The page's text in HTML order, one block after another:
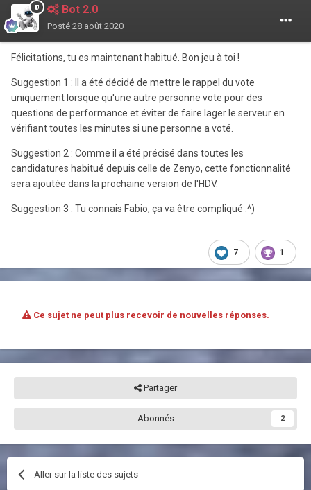
Bot 2.0
Posté 28 août 2020
Félicitations, tu es maintenant habitué. Bon jeu à toi !
Suggestion 1 : Il a été décidé de mettre le rappel du vote
uniquement lorsque qu'une autre personne vote pour des
questions de performance et éviter de faire lager le serveur en
vérifiant toutes les minutes si une personne a voté.
Suggestion 2 : Comme il a été précisé dans toutes les
candidatures habitué depuis celle de Zenyo, cette fonctionnalité
sera ajoutée dans la prochaine version de l'HDV.
Suggestion 3 : Tu connais Fabio, ça va être compliqué :^)
7 1
Ce sujet ne peut plus recevoir de nouvelles réponses.
Partager
Abonnés 2
Aller sur la liste des sujets